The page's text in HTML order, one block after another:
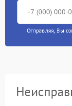
Отправляя, Вы